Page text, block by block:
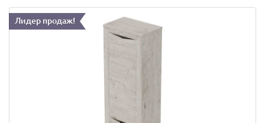
Лидер продаж!